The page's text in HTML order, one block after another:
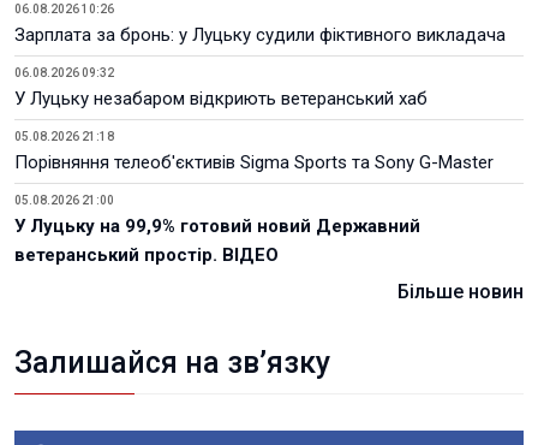
06.08.2026 10:26
Зарплата за бронь: у Луцьку судили фіктивного викладача
06.08.2026 09:32
У Луцьку незабаром відкриють ветеранський хаб
05.08.2026 21:18
Порівняння телеоб'єктивів Sigma Sports та Sony G-Master
05.08.2026 21:00
У Луцьку на 99,9% готовий новий Державний
ветеранський простір. ВІДЕО
Більше новин
Залишайся на зв’язку